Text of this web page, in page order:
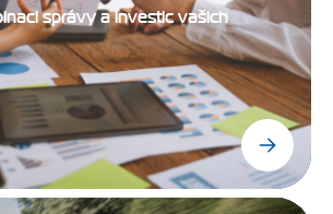
správy a investic vašich